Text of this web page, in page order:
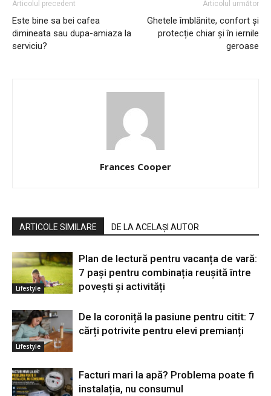
Articolul precedent
Este bine sa bei cafea
dimineata sau dupa-amiaza la
serviciu?
Articolul următor
Ghetele îmblănite, confort și
protecție chiar și în iernile
geroase
Frances Cooper
ARTICOLE SIMILARE DE LA ACELAȘI AUTOR
Lifestyle
Plan de lectură pentru vacanța de vară:
7 pași pentru combinația reușită între
povești și activități
Lifestyle
De la coroniță la pasiune pentru citit: 7
cărți potrivite pentru elevi premianți
Facturi mari la apă? Problema poate fi
instalația, nu consumul